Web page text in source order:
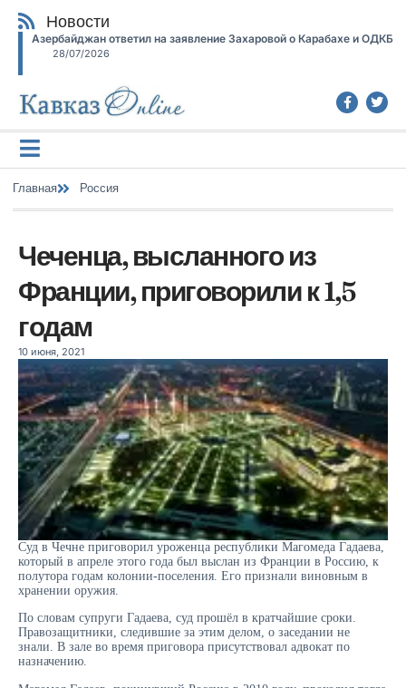
Новости
Азербайджан ответил на заявление Захаровой о Карабахе и ОДКБ
28/07/2026
Главная Россия
Чеченца, высланного из
Франции, приговорили к 1,5
годам
10 июня, 2021
Суд в Чечне приговорил уроженца республики Магомеда Гадаева,
который в апреле этого года был выслан из Франции в Россию, к
полутора годам колонии-поселения. Его признали виновным в
хранении оружия.
По словам супруги Гадаева, суд прошёл в кратчайшие сроки.
Правозащитники, следившие за этим делом, о заседании не
знали. В зале во время приговора присутствовал адвокат по
назначению.